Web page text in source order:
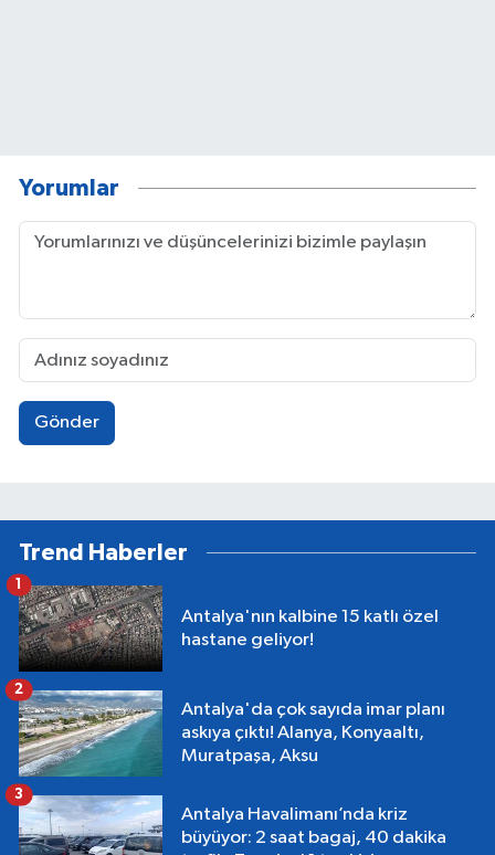
Yorumlar
Gönder
Trend Haberler
Antalya'nın kalbine 15 katlı özel
hastane geliyor!
1
Antalya'da çok sayıda imar planı
askıya çıktı! Alanya, Konyaaltı,
Muratpaşa, Aksu
2
Antalya Havalimanı’nda kriz
büyüyor: 2 saat bagaj, 40 dakika
3